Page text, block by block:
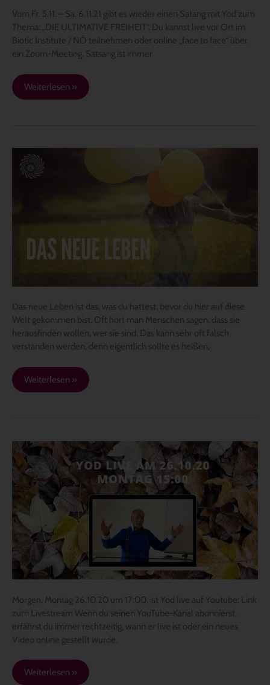
Vom Fr. 5.11. – Sa. 6.11.21 gibt es wieder einen Satang mit Yod zum
Thema: „DIE ULTIMATIVE FREIHEIT“. Du kannst live vor Ort im
Biotic Institute / NÖ teilnehmen oder online „face to face“ über
ein Zoom-Meeting. Satsang ist immer
Weiterlesen »
Das neue Leben ist das, was du hattest, bevor du hier auf diese
Welt gekommen bist. Oft hört man Menschen sagen, dass sie
herausfinden wollen, wer sie sind. Das kann sehr oft falsch
verstanden werden, denn eigentlich sollte es heißen,
Das
neue
Leben
Weiterlesen »
Morgen, Montag 26.10.20 um 17:00, ist Yod live auf Youtube: Link
zum Livestream Wenn du seinen YouTube-Kanal abonnierst,
erfährst du immer rechtzeitig, wann er live ist oder ein neues
Video online gestellt wurde.
Yod
morgen,
26.10.20
um
15:00,
live
Weiterlesen »